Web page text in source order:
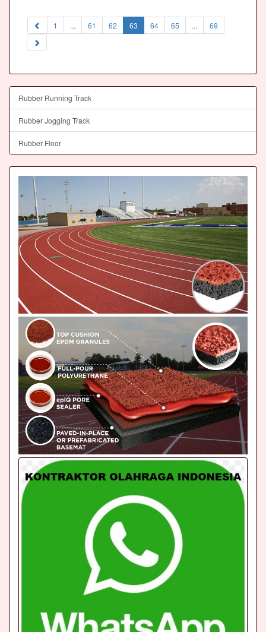
1 ... 61 62 63 (current)
64 65 ... 69
Rubber Running Track
Rubber Jogging Track
Rubber Floor